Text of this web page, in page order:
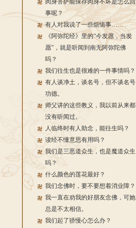
肉身菩萨能保存肉身不坏是怎么回
事呢？
有人对我说了一些烦恼事……
《阿弥陀经》里的“今发愿，当发
愿”，就是听闻到南无阿弥陀佛
吗？
我们往生也是很难的一件事情吗？
有人谈净土，谈名号，但不谈名号
功德。
师父讲的这些教义，我以前从来都
没有听闻过。
人临终时有人助念，能往生吗？
读经不懂意思有用吗？
我们是三恶道众生，也是魔道众生
吗？
什么颜色的莲花最好？
我们念佛时，要不要想着消业障？
我一直在劝我的好朋友念佛，可她
总是不太相信。
我们起了骄慢心怎么办？